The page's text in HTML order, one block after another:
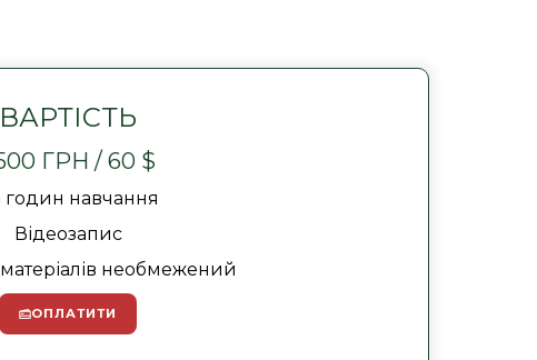
ВАРТІСТЬ
ГРН / 60 $
годин навчання
Відеозапис
необмежений
ОПЛАТИТИ